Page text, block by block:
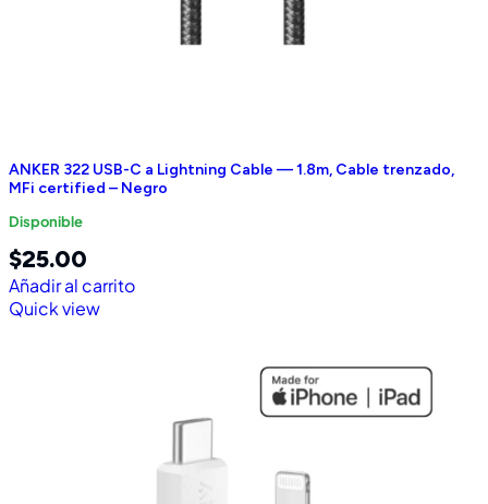
ANKER 322 USB-C a Lightning Cable — 1.8m, Cable trenzado,
MFi certified – Negro
Disponible
$25.00
Añadir al carrito
Quick view